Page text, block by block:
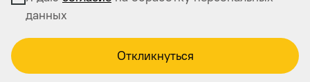
данных
Откликнуться